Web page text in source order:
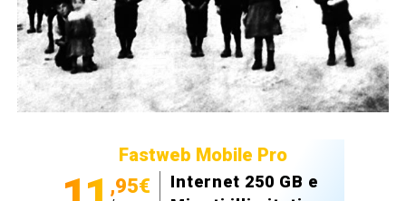
Fastweb Mobile Pro
,95€
Internet 250 GB e